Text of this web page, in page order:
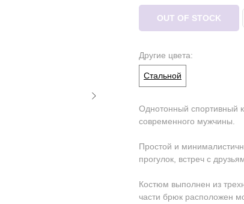
OUT OF STOCK
Другие цвета:
Стальной
Однотонный спортивный
современного мужчины.
Простой и
прогулок, встреч с
Костюм выполнен из
части брюк расположен